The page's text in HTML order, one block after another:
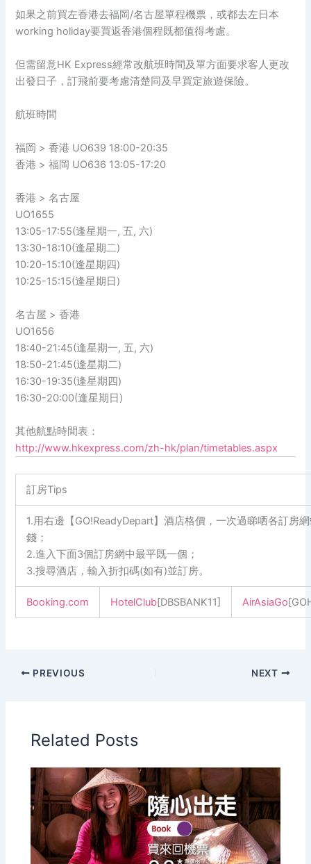
如果之前買左香港去福岡/名古屋單程機票，或都去左日本
working holiday要買返香港個程既都值得考慮。
但需留意HK Express經常改航班時間及單方面要求客人更改
出發日子，訂飛前要考慮清楚同及早買定旅遊保險。
航班時間
福岡 > 香港 UO639 18:00-20:35
香港 > 福岡 UO636 13:05-17:20
香港 > 名古屋
UO1655
13:05-17:55(逢星期一, 五, 六)
13:30-18:10(逢星期二)
10:20-15:10(逢星期四)
10:25-15:15(逢星期日)
名古屋 > 香港
UO1656
18:40-21:45(逢星期一, 五, 六)
18:50-21:45(逢星期二)
16:30-19:35(逢星期四)
16:30-20:00(逢星期日)
其他航點時間表：
http://www.hkexpress.com/zh-hk/plan/timetables.aspx
訂房Tips
1.用右邊【GO!ReadyDepart】酒店格價，一次過睇哂各訂房
錢；
2.進入下面3個訂房網中最平既一個；
3.搜尋酒店，輸入折扣碼(如有)並訂房。
Booking.com HotelClub[DBSBANK11] AirAsiaGo
PREVIOUS NEXT
Related Posts